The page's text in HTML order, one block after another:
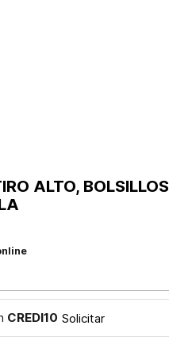
ALTO, BOLSILLOS
CREDI10 Solicitar